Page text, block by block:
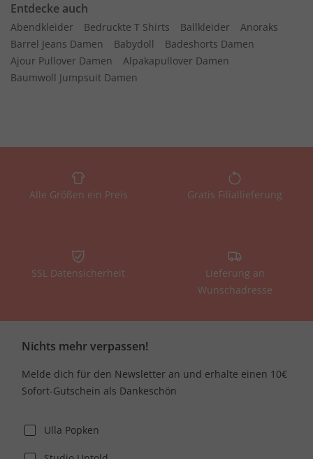
Entdecke auch
Abendkleider Bedruckte T Shirts Ballkleider
Anoraks
Barrel Jeans Damen
Babydoll
Badeshorts Damen
Ajour Pullover Damen
Alpakapullover Damen
Baumwoll Jumpsuit Damen
Alle Größen ein Preis Gratis Filiallieferung
SSL Datensicherheit
Lieferung an
Wunschadresse
Nichts mehr verpassen!
Melde dich für den Newsletter an und erhalte einen 10€
Sofort-Gutschein als Dankeschön
Ulla Popken